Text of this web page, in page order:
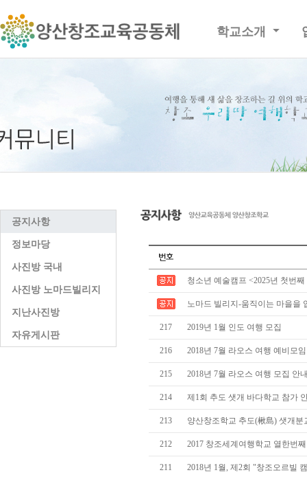
학교소개
공지사항
정보마당
사진방 국내
사진방 노마드빌리지
지난사진방
자유게시판
청소년 예술캠프 <2025년 첫번
노마드 빌리지-움직이는 마을을
217 2019년 1월 인도 여행 모집
216 2018년 7월 라오스 여행 예비모
215 2018년 7월 라오스 여행 모집 안
214 제1회 추도 샛개 바다학교 참가
213 양산창조학교 추도(楸島) 샛개분
212 2017 창조세계여행학교 열한번
211 2018년 1월, 제2회 "창조오르빌